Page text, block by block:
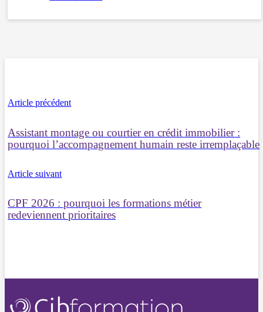
Article précédent
Assistant montage ou courtier en crédit immobilier :
pourquoi l’accompagnement humain reste irremplaçable
Article suivant
CPF 2026 : pourquoi les formations métier
redeviennent prioritaires